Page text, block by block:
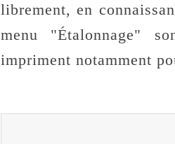
librement, en
menu "Étalonnage"
impriment notamment